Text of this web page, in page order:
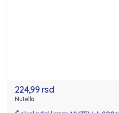
224,99 rsd
Nutella